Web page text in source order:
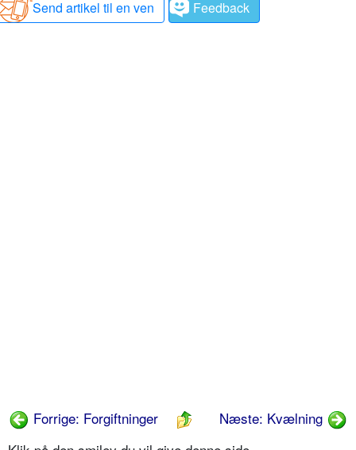
Send artikel til en ven Feedback
Forrige: Forgiftninger
Næste: Kvælning